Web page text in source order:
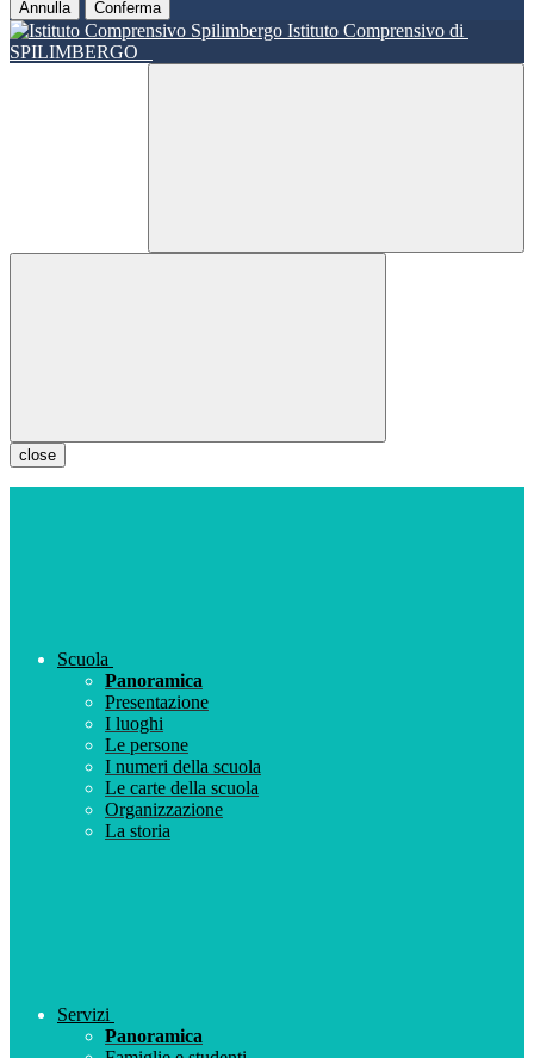
Annulla Conferma
Istituto Comprensivo di
SPILIMBERGO
close
Scuola
Panoramica
Presentazione
I luoghi
Le persone
I numeri della scuola
Le carte della scuola
Organizzazione
La storia
Servizi
Panoramica